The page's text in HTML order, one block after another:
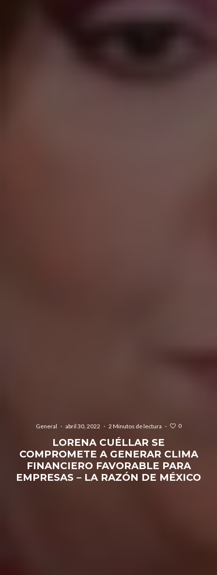
General · abril 30, 2022 · 2 Minutos de lectura · 0
LORENA CUÉLLAR SE
COMPROMETE A GENERAR CLIMA
FINANCIERO FAVORABLE PARA
EMPRESAS – LA RAZÓN DE MÉXICO